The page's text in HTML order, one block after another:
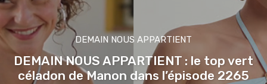
DEMAIN NOUS APPARTIENT
DEMAIN NOUS APPARTIENT : le top vert
céladon de Manon dans l’épisode 2265